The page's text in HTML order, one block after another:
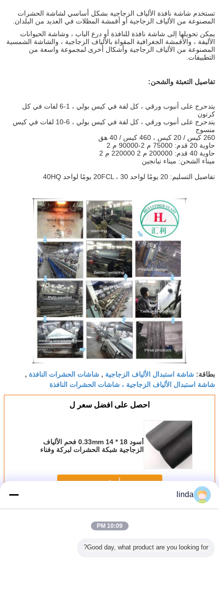
تستخدم شاشة نافذة الألياف الزجاجية بشكل أساسي لشاشة الحشرات
المصنوعة من الألياف الزجاجية أو أقمشة المظلات في العديد من البلدان.
يمكن تحويلها إلى شاشة نافذة للنافذة أو درع الباب ، وشاشة الحيوانات
الأليفة ، والأقمشة الجغرافية المقواة بالألياف الزجاجية ، والشاشة الشمسية
المصنوعة من الألياف الزجاجية وأشكال أخرى لمجموعة واسعة من
التطبيقات.
تفاصيل التعبئة والشحن:
يتدحرج على أنبوب ورقي ، كل لفة في كيس بولي ، 1-6 لفات في كل
كرتون
يتدحرج على أنبوب ورقي ، كل لفة في كيس بولي ، 6-10 لفات في كيس
منسوج
260 كيس / 20 كيس ، 460 كيس / 40 هق
حاوية 20 قدم: 75000 م 2-90000 م 2
حاوية 40 قدم: 200000 م 2 220000 م 2
ميناء الشحن: ميناء تيانجين
تفاصيل التسليم: 20 يومًا لواحد 20FCL ، 30 يومًا لواحد 40HQ
بطاقة: شاشة استبدال الألياف الزجاجية , شاشات الحشرات النافذة ,
شاشة استبدال الألياف الزجاجية ، شاشات الحشرات النافذة
احصل على افضل سعر ل
أسود 18 * 14 0.33mm فحم الألياف
الزجاجية شبكة الحشرات لبركة وفناء
استمر
أكثرالألياف الزجاجية نافذة الشاشة
linda
10:09 PM
Good day, what product are you looking for?